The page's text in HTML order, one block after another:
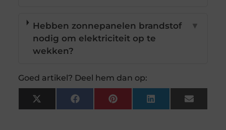
Hebben zonnepanelen brandstof
nodig om elektriciteit op te
wekken?
▼
Goed artikel? Deel hem dan op:
X
(Twitter)
FacebookPinterestLinkedInEmail